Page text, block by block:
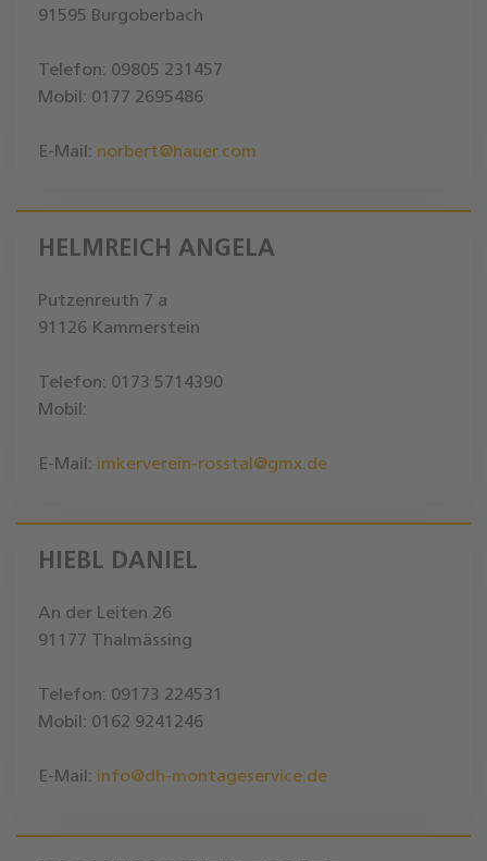
91595 Burgoberbach
Telefon: 09805 231457
Mobil: 0177 2695486
E-Mail: norbert@hauer.com
HELMREICH ANGELA
Putzenreuth 7 a
91126 Kammerstein
Telefon: 0173 5714390
Mobil:
E-Mail: imkerverein-rosstal@gmx.de
HIEBL DANIEL
An der Leiten 26
91177 Thalmässing
Telefon: 09173 224531
Mobil: 0162 9241246
E-Mail: info@dh-montageservice.de